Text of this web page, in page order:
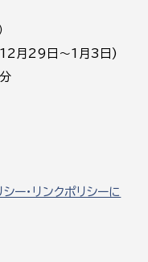
(12月29日～1月3日)
ー・リンクポリシーに